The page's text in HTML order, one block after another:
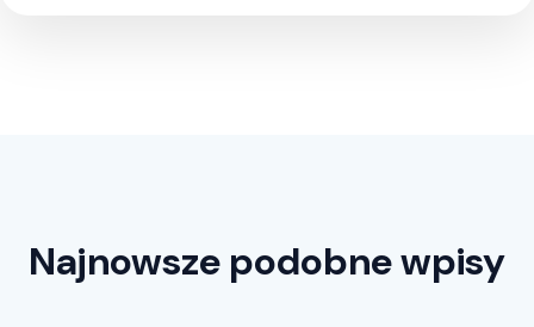
Najnowsze podobne wpisy